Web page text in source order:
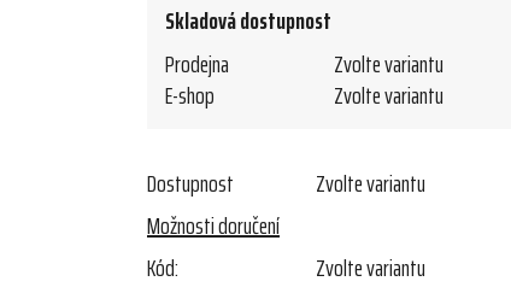
Skladová dostupnost
Prodejna
Zvolte variantu
E-shop
Zvolte variantu
Dostupnost
Zvolte variantu
Možnosti doručení
Kód:
Zvolte variantu